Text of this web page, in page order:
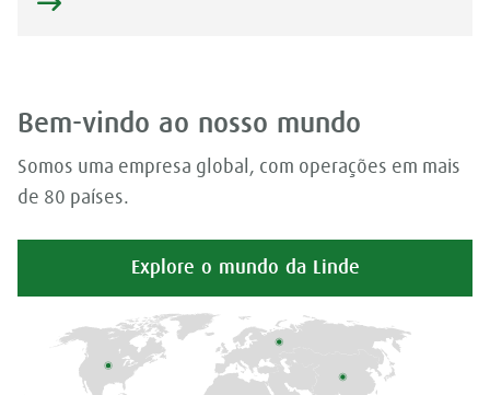
Bem-vindo ao nosso mundo
Somos uma empresa global, com operações em mais
de 80 países.
Explore o mundo da Linde